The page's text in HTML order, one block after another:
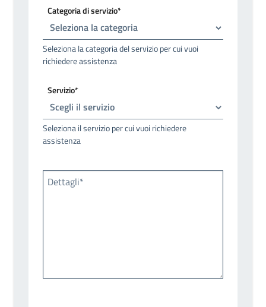
Categoria di servizio*
Seleziona la categoria del servizio per cui vuoi
richiedere assistenza
Servizio*
Seleziona il servizio per cui vuoi richiedere
assistenza
Dettagli*